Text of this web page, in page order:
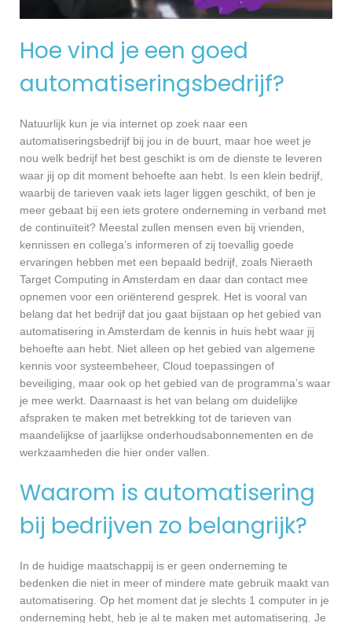
Hoe vind je een goed
automatiseringsbedrijf?
Natuurlijk kun je via internet op zoek naar een
automatiseringsbedrijf bij jou in de buurt, maar hoe weet je
nou welk bedrijf het best geschikt is om de dienste te leveren
waar jij op dit moment behoefte aan hebt. Is een klein bedrijf,
waarbij de tarieven vaak iets lager liggen geschikt, of ben je
meer gebaat bij een iets grotere onderneming in verband met
de continuïteit? Meestal zullen mensen even bij vrienden,
kennissen en collega’s informeren of zij toevallig goede
ervaringen hebben met een bepaald bedrijf, zoals Nieraeth
Target Computing in Amsterdam en daar dan contact mee
opnemen voor een oriënterend gesprek. Het is vooral van
belang dat het bedrijf dat jou gaat bijstaan op het gebied van
automatisering in Amsterdam de kennis in huis hebt waar jij
behoefte aan hebt. Niet alleen op het gebied van algemene
kennis voor systeembeheer, Cloud toepassingen of
beveiliging, maar ook op het gebied van de programma’s waar
je mee werkt. Daarnaast is het van belang om duidelijke
afspraken te maken met betrekking tot de tarieven van
maandelijkse of jaarlijkse onderhoudsabonnementen en de
werkzaamheden die hier onder vallen.
Waarom is automatisering
bij bedrijven zo belangrijk?
In de huidige maatschappij is er geen onderneming te
bedenken die niet in meer of mindere mate gebruik maakt van
automatisering. Op het moment dat je slechts 1 computer in je
onderneming hebt, heb je al te maken met automatisering. Je